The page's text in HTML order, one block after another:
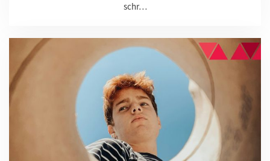
schr…